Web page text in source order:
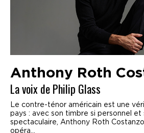
Anthony Roth
La voix de Philip Glass
Le contre-ténor américain est une
pays : avec son timbre si personnel et
spectaculaire, Anthony Roth Costanzo
opéra...